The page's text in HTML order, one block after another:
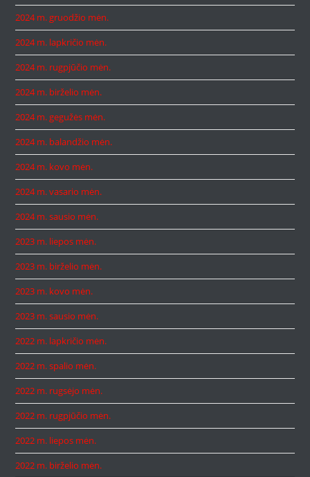
2024 m. gruodžio mėn.
2024 m. lapkričio mėn.
2024 m. rugpjūčio mėn.
2024 m. birželio mėn.
2024 m. gegužės mėn.
2024 m. balandžio mėn.
2024 m. kovo mėn.
2024 m. vasario mėn.
2024 m. sausio mėn.
2023 m. liepos mėn.
2023 m. birželio mėn.
2023 m. kovo mėn.
2023 m. sausio mėn.
2022 m. lapkričio mėn.
2022 m. spalio mėn.
2022 m. rugsėjo mėn.
2022 m. rugpjūčio mėn.
2022 m. liepos mėn.
2022 m. birželio mėn.